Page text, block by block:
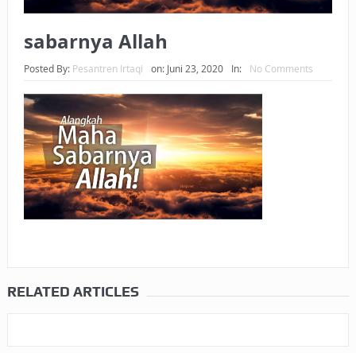
BAHASA CINTA KARENA ALLAH
HUKUM MEMBAYAR ZAKAT KEPADA KERABAT SENDIRI
sabarnya Allah
Posted By: Pesantren Irtaqi on: Juni 23, 2020 In: No Comments
RELATED ARTICLES